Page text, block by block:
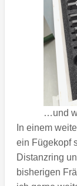
…und
In einem
ein Fügekopf
Distanzring
bisherigen